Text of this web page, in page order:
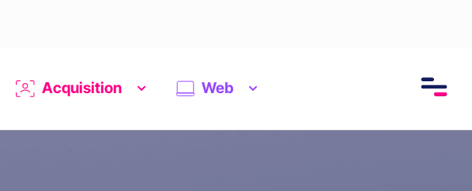
Acquisition Web